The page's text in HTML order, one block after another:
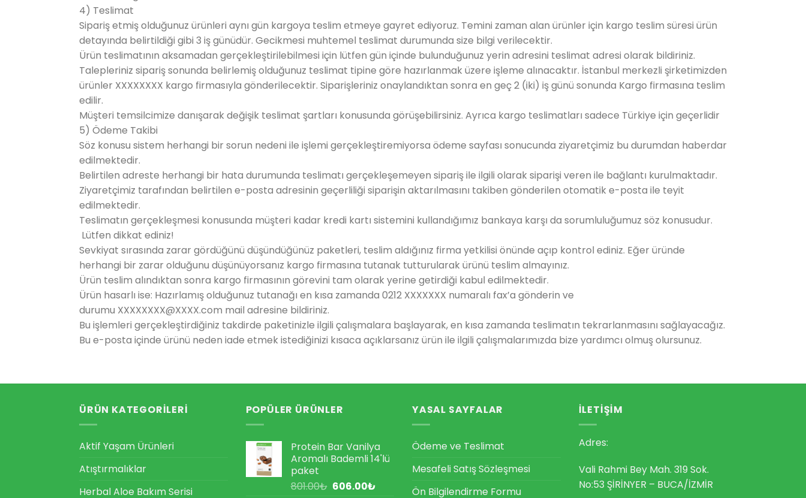
4) Teslimat
Sipariş etmiş olduğunuz ürünleri aynı gün kargoya teslim etmeye gayret ediyoruz. Temini zaman alan ürünler için kargo teslim süresi ürün
detayında belirtildiği gibi 3 iş günüdür. Gecikmesi muhtemel teslimat durumunda size bilgi verilecektir.
Ürün teslimatının aksamadan gerçekleştirilebilmesi için lütfen gün içinde bulunduğunuz yerin adresini teslimat adresi olarak bildiriniz.
Talepleriniz sipariş sonunda belirlemiş olduğunuz teslimat tipine göre hazırlanmak üzere işleme alınacaktır. İstanbul merkezli şirketimizden
ürünler XXXXXXXX kargo firmasıyla gönderilecektir. Siparişleriniz onaylandıktan sonra en geç 2 (iki) iş günü sonunda Kargo firmasına teslim
edilir.
Müşteri temsilcimize danışarak değişik teslimat şartları konusunda görüşebilirsiniz. Ayrıca kargo teslimatları sadece Türkiye için geçerlidir
5) Ödeme Takibi
Söz konusu sistem herhangi bir sorun nedeni ile işlemi gerçekleştiremiyorsa ödeme sayfası sonucunda ziyaretçimiz bu durumdan haberdar
edilmektedir.
Belirtilen adreste herhangi bir hata durumunda teslimatı gerçekleşemeyen sipariş ile ilgili olarak siparişi veren ile bağlantı kurulmaktadır.
Ziyaretçimiz tarafından belirtilen e-posta adresinin geçerliliği siparişin aktarılmasını takiben gönderilen otomatik e-posta ile teyit
edilmektedir.
Teslimatın gerçekleşmesi konusunda müşteri kadar kredi kartı sistemini kullandığımız bankaya karşı da sorumluluğumuz söz konusudur.
Lütfen dikkat ediniz!
Sevkiyat sırasında zarar gördüğünü düşündüğünüz paketleri, teslim aldığınız firma yetkilisi önünde açıp kontrol ediniz. Eğer üründe
herhangi bir zarar olduğunu düşünüyorsanız kargo firmasına tutanak tutturularak ürünü teslim almayınız.
Ürün teslim alındıktan sonra kargo firmasının görevini tam olarak yerine getirdiği kabul edilmektedir.
Ürün hasarlı ise: Hazırlamış olduğunuz tutanağı en kısa zamanda 0212 XXXXXXX numaralı fax’a gönderin ve
durumu XXXXXXXX@XXXX.com mail adresine bildiriniz.
Bu işlemleri gerçekleştirdiğiniz takdirde paketinizle ilgili çalışmalara başlayarak, en kısa zamanda teslimatın tekrarlanmasını sağlayacağız.
Bu e-posta içinde ürünü neden iade etmek istediğinizi kısaca açıklarsanız ürün ile ilgili çalışmalarımızda bize yardımcı olmuş olursunuz.
ÜRÜN KATEGORILERI
Aktif Yaşam Ürünleri
Atıştırmalıklar
Herbal Aloe Bakım Serisi
POPÜLER ÜRÜNLER
Protein Bar Vanilya
Aromalı Bademli 14'lü
paket
801.00₺ Orijinal
606.00₺Şu
YASAL SAYFALAR
Ödeme ve Teslimat
Mesafeli Satış Sözleşmesi
Ön Bilgilendirme Formu
İLETIŞIM
Adres:
Vali Rahmi Bey Mah. 319 Sok.
No:53 ŞİRİNYER – BUCA/İZMİR